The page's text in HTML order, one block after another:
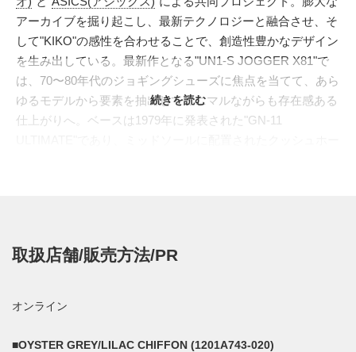
アーカイブを掘り起こし、最新テクノロジーと融合させ、そ
して"KIKO"の感性を合わせることで、創造性豊かなデザイン
を生み出している。最新作となる"UN1-S JOGGER X81"で
は、70〜80年代のジョギングシューズに焦点を当てて、あら
ゆるモデルから要素を抽出してミニマルながらも存在感ある
仕上がりへ。ベースは1979年に発表された"GN-11
にアップデートした一足となっている。
い。
続きを読む
取扱店舗/販売方法/PR
オンライン
■OYSTER GREY/LILAC CHIFFON (1201A743-020)